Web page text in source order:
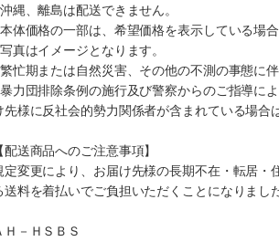
縄、離島は配送できません。
体価格の一部は、希望価格を表示している場合
真はイメージとなります。
忙期または自然災害、その他の不測の事態に
力団排除条例の施行及び警察からのご指導に
先様に反社会的勢力関係者が含まれている場合
【配送商品へのご注意事項】
定変更により、お届け先様の長期不在・転居
送料を着払いでご負担いただくことになりまし
Ｈ－ＨＳＢＳ